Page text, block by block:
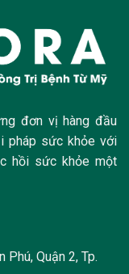
đơn vị hàng đầu
pháp sức khỏe với
hồi sức khỏe một
Quận 2, Tp.